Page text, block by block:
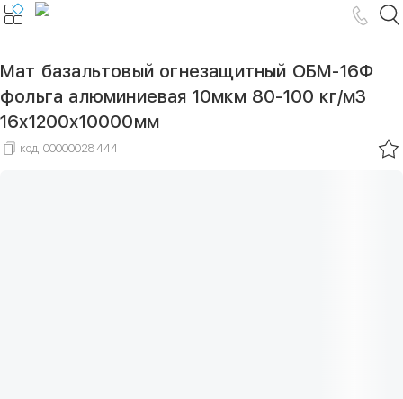
Мат базальтовый огнезащитный ОБМ-16Ф
фольга алюминиевая 10мкм 80-100 кг/м3
16х1200х10000мм
код 00000028444